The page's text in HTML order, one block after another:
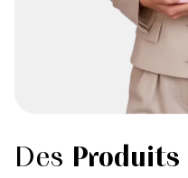
Des Produits